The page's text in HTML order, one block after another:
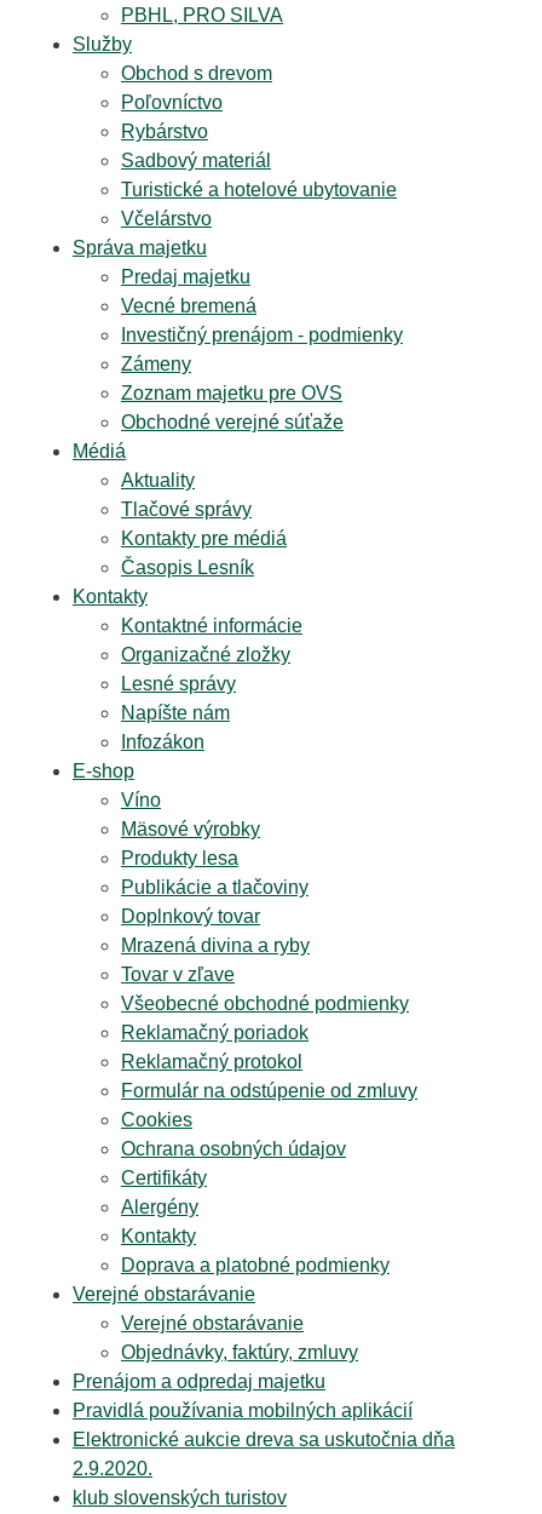
PBHL, PRO SILVA
Služby
Obchod s drevom
Poľovníctvo
Rybárstvo
Sadbový materiál
Turistické a hotelové ubytovanie
Včelárstvo
Správa majetku
Predaj majetku
Vecné bremená
Investičný prenájom - podmienky
Zámeny
Zoznam majetku pre OVS
Obchodné verejné súťaže
Médiá
Aktuality
Tlačové správy
Kontakty pre médiá
Časopis Lesník
Kontakty
Kontaktné informácie
Organizačné zložky
Lesné správy
Napíšte nám
Infozákon
E-shop
Víno
Mäsové výrobky
Produkty lesa
Publikácie a tlačoviny
Doplnkový tovar
Mrazená divina a ryby
Tovar v zľave
Všeobecné obchodné podmienky
Reklamačný poriadok
Reklamačný protokol
Formulár na odstúpenie od zmluvy
Cookies
Ochrana osobných údajov
Certifikáty
Alergény
Kontakty
Doprava a platobné podmienky
Verejné obstarávanie
Verejné obstarávanie
Objednávky, faktúry, zmluvy
Prenájom a odpredaj majetku
Pravidlá používania mobilných aplikácií
Elektronické aukcie dreva sa uskutočnia dňa
2.9.2020.
klub slovenských turistov